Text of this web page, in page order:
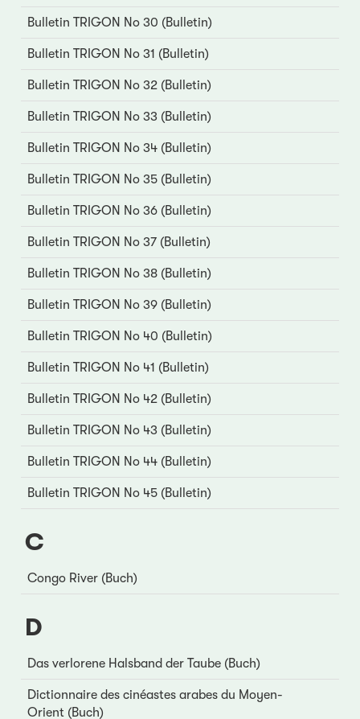
Bulletin TRIGON No 30 (Bulletin)
Bulletin TRIGON No 31 (Bulletin)
Bulletin TRIGON No 32 (Bulletin)
Bulletin TRIGON No 33 (Bulletin)
Bulletin TRIGON No 34 (Bulletin)
Bulletin TRIGON No 35 (Bulletin)
Bulletin TRIGON No 36 (Bulletin)
Bulletin TRIGON No 37 (Bulletin)
Bulletin TRIGON No 38 (Bulletin)
Bulletin TRIGON No 39 (Bulletin)
Bulletin TRIGON No 40 (Bulletin)
Bulletin TRIGON No 41 (Bulletin)
Bulletin TRIGON No 42 (Bulletin)
Bulletin TRIGON No 43 (Bulletin)
Bulletin TRIGON No 44 (Bulletin)
Bulletin TRIGON No 45 (Bulletin)
C
Congo River (Buch)
D
Das verlorene Halsband der Taube (Buch)
Dictionnaire des cinéastes arabes du Moyen-
Orient (Buch)